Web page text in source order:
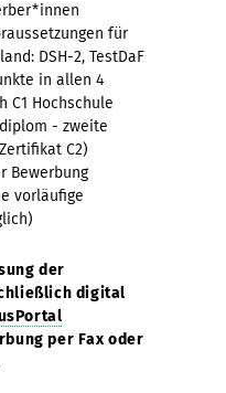
für
DSH-2, TestDaF
in allen 4
C1 Hochschule
- zweite
C2)
Bewerbung
vorläufige
der
digital
per Fax oder